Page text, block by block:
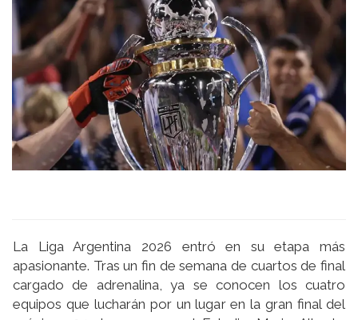
La Liga Argentina 2026 entró en su etapa más
apasionante. Tras un fin de semana de cuartos de final
cargado de adrenalina, ya se conocen los cuatro
equipos que lucharán por un lugar en la gran final del